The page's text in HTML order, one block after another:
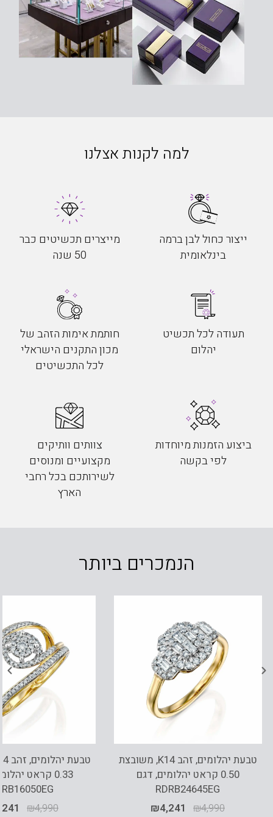
למה לקנות אצלנו
ייצור כחול לבן ברמה
בינלאומית
מייצרים תכשיטים כבר
50 שנה
תעודה לכל תכשיט
יהלום
חותמת אימות הזהב של
מכון התקנים הישראלי
לכל התכשיטים
ביצוע הזמנות מיוחדות
לפי בקשה
צוותים וותיקים
מקצועיים ומנוסים
לשירותכם בכל רחבי
הארץ
הנמכרים ביותר
טבעת יהלומים, זהב K14, משובצת
0.50 קראט יהלומים, דגם
RDRB24645EG
₪4,990
₪4,241
0.33 קראט
₪4,990